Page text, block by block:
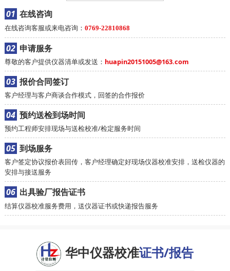
01 在线咨询
在线咨询客服或来电咨询： 0769-22810868
02 申请服务
尊敬的客户提供仪器清单或发送： huapin20151005@163.com
03 报价合同签订
客户经理与客户商谈合作模式，回签的合作报价
04 预约送检到场时间
预约工程师安排现场与送检校准/检定服务时间
05 到场服务
客户签定协议报价表回传，客户经理确定好现场仪器校准安排，送检仪器的
安排与接送服务
06 出具验厂报告证书
结算仪器校准服务费用，送仪器证书或快递报告服务
华中仪器校准证书/报告